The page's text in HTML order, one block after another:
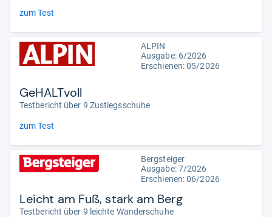
zum Test
ALPIN
Ausgabe: 6/2026
Erschienen:05/2026
GeHALTvoll
Testbericht über 9 Zustiegsschuhe
zum Test
Bergsteiger
Ausgabe: 7/2026
Erschienen:06/2026
Leicht am Fuß, stark am Berg
Testbericht über 9 leichte Wanderschuhe